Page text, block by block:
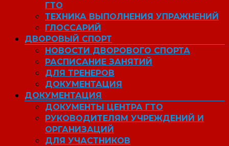
ГТО
ТЕХНИКА ВЫПОЛНЕНИЯ УПРАЖНЕНИЙ
ГЛОССАРИЙ
ДВОРОВЫЙ СПОРТ
НОВОСТИ ДВОРОВОГО СПОРТА
РАСПИСАНИЕ ЗАНЯТИЙ
ДЛЯ ТРЕНЕРОВ
ДОКУМЕНТАЦИЯ
ДОКУМЕНТАЦИЯ
ДОКУМЕНТЫ ЦЕНТРА ГТО
РУКОВОДИТЕЛЯМ УЧРЕЖДЕНИЙ И
ОРГАНИЗАЦИЙ
ДЛЯ УЧАСТНИКОВ